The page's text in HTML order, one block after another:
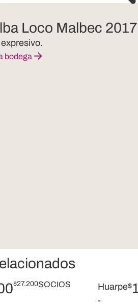
Loco Malbec 2017
bodega
$27.200SOCIOS
Huarpe
-
$